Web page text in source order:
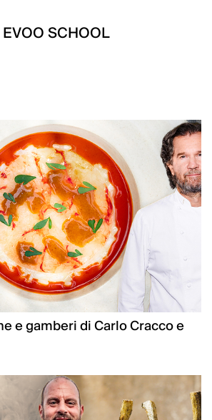
SCHOOL
e gamberi di Carlo Cracco e